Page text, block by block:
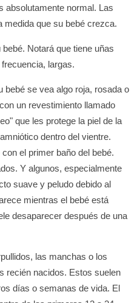
absolutamente normal. Las
medida que su bebé crezca.
Notará que tiene uñas
largas.
bebé se vea algo roja, rosada o
un revestimiento llamado
que les protege la piel de la
dentro del vientre.
el primer baño del bebé.
Y algunos, especialmente
suave y peludo debido al
mientras el bebé está
desaparecer después de una
las manchas o los
recién nacidos. Estos suelen
días o semanas de vida. El